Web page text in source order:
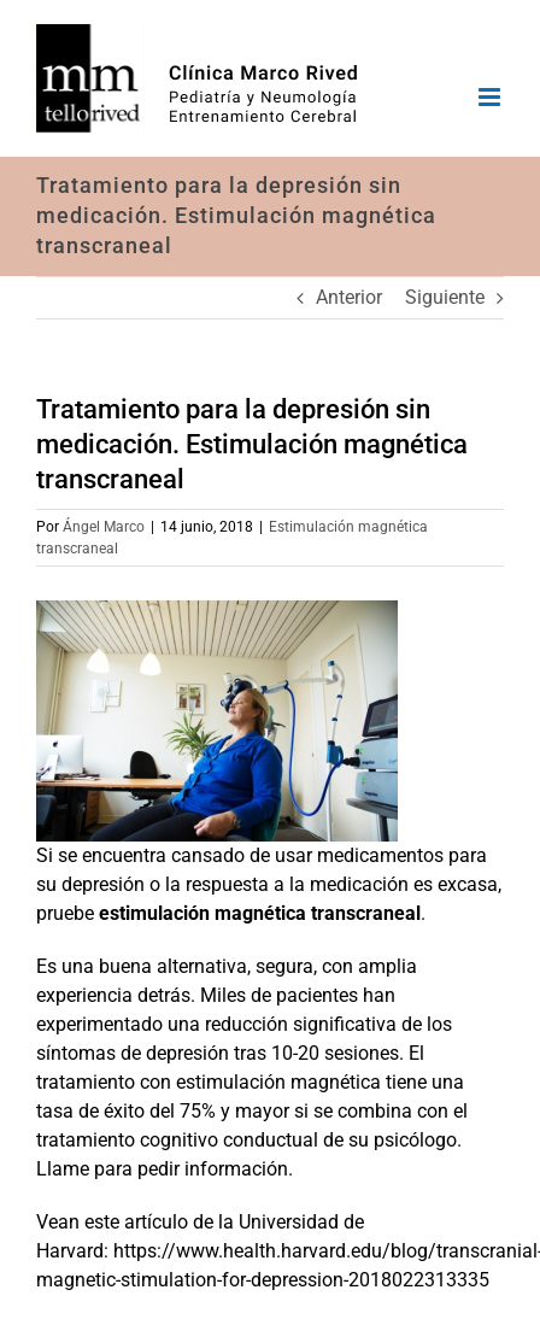
contenido
Tratamiento para la depresión sin
medicación. Estimulación magnética
transcraneal
Anterior Siguiente
Tratamiento para la depresión sin
medicación. Estimulación magnética
transcraneal
Por Ángel Marco 14 junio, 2018
Estimulación magnética
transcraneal
Si se encuentra cansado de usar medicamentos para
su depresión o la respuesta a la medicación es excasa,
pruebe estimulación magnética transcraneal.
Es una buena alternativa, segura, con amplia
experiencia detrás. Miles de pacientes han
experimentado una reducción significativa de los
síntomas de depresión tras 10-20 sesiones. El
tratamiento con estimulación magnética tiene una
tasa de éxito del 75% y mayor si se combina con el
tratamiento cognitivo conductual de su psicólogo.
Llame para pedir información.
Vean este artículo de la Universidad de
Harvard: https://www.health.harvard.edu/blog/
magnetic-stimulation-for-depression-2018022313335